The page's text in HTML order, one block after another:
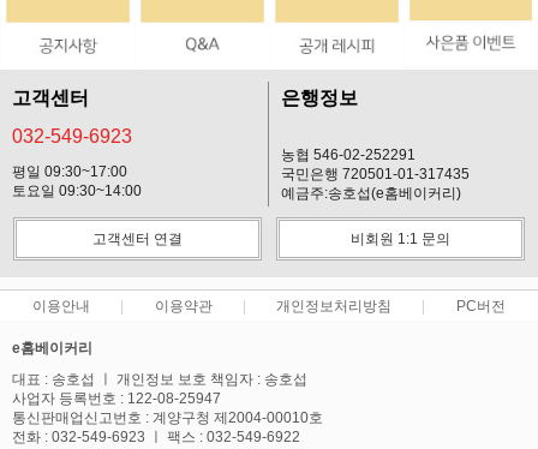
고객센터
032-549-6923
평일 09:30~17:00
토요일 09:30~14:00
은행정보
농협 546-02-252291
국민은행 720501-01-317435
예금주:송호섭(e홈베이커리)
고객센터 연결 비회원 1:1 문의
이용안내 이용약관 개인정보처리방침 PC버전
e홈베이커리
대표 : 송호섭 ㅣ 개인정보 보호 책임자 : 송호섭
사업자 등록번호 : 122-08-25947
통신판매업신고번호 : 계양구청 제2004-00010호
전화 : 032-549-6923 ㅣ 팩스 : 032-549-6922